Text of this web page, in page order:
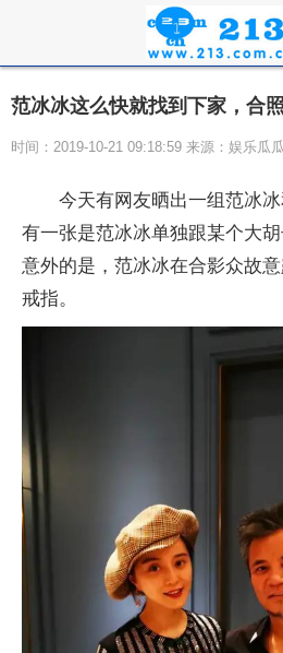
范冰冰这么快就找到下家，合
时间：2019-10-21 09:18:59 来源：娱乐瓜
今天有网友晒出一组范冰
有一张是范冰冰单独跟某个大
意外的是，范冰冰在合影众故
戒指。